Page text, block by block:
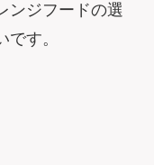
ンジフードの選
す。